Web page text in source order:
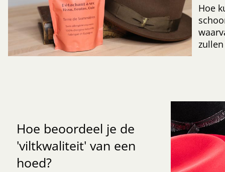
Hoe
Hoe beoordeel je de
'viltkwaliteit' van een
hoed?